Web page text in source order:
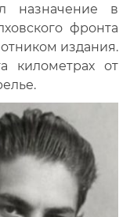
назначение в
фронта
издания.
километрах от